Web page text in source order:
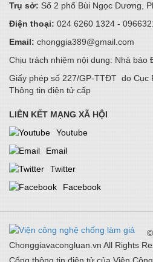
Không chỉ bảo hiểm tương lai -
trẻ “tự chủ tài chính” từ hôm nay
14/05/2026
Tận dụng nguồn lực thúc đẩy tăng
5G & Internet tốc độ cao thúc đẩy
tương lai
PSI tổ chức thành công ĐHĐCĐ
chuyển đổi, kiến tạo động lực tăng
22/04/2026
Trụ sở: Số 2 phố Bùi Ngọc Dương,
Điện thoại: 024 6260 1324 -
Email: chonggia389@gmail.com
Chịu trách nhiệm nội dung: Nhà báo
Giấy phép số 227/GP-TTĐT do Cục
Thông tin điện tử cấp
LIÊN KẾT MẠNG XÃ HỘI
Youtube
Email
Twitter
Facebook
Chonggiavacongluan.vn All Rights